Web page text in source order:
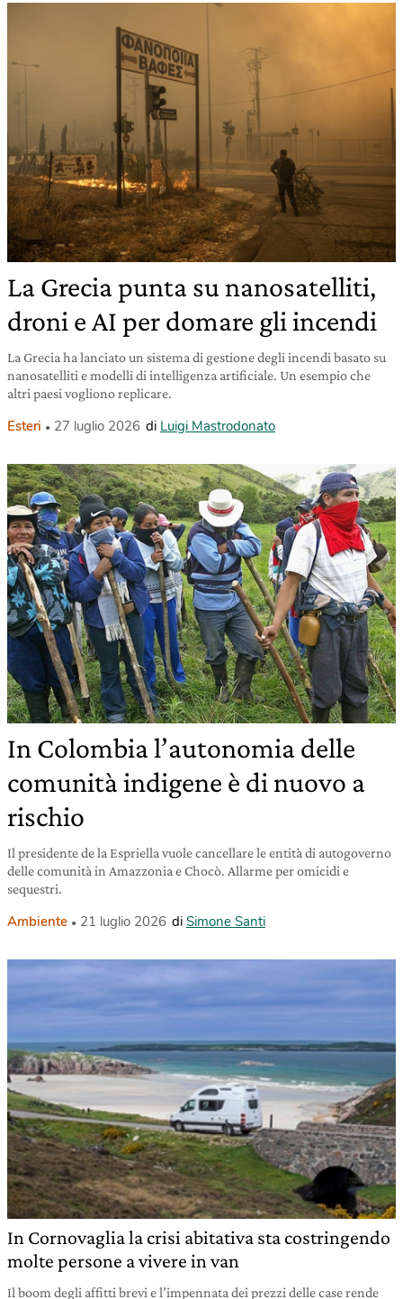
La Grecia punta su nanosatelliti,
droni e AI per domare gli incendi
La Grecia ha lanciato un sistema di gestione degli incendi basato su
nanosatelliti e modelli di intelligenza artificiale. Un esempio che
altri paesi vogliono replicare.
Esteri 27 luglio 2026 di Luigi Mastrodonato
In Colombia l’autonomia delle
comunità indigene è di nuovo a
rischio
Il presidente de la Espriella vuole cancellare le entità di autogoverno
delle comunità in Amazzonia e Chocò. Allarme per omicidi e
sequestri.
Ambiente 21 luglio 2026 di Simone Santi
In Cornovaglia la crisi abitativa sta costringendo
molte persone a vivere in van
Il boom degli affitti brevi e l’impennata dei prezzi delle case rende